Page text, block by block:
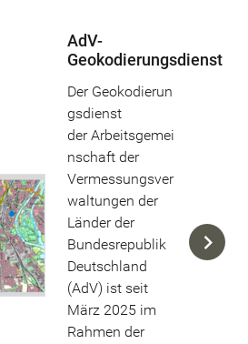
AdV-
Geokodierungsdienst
Der Geokodierun
gsdienst
der Arbeitsgemei
nschaft der
Vermessungsver
waltungen der
Länder der
Bundesrepublik
Deutschland
(AdV) ist seit
März 2025 im
Rahmen der